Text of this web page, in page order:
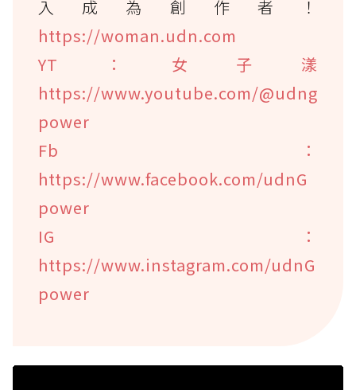
入成為創作者！
https://woman.udn.com
YT：女子漾
https://www.youtube.com/@udng
power
Fb：
https://www.facebook.com/udnG
power
IG：
https://www.instagram.com/udnG
power